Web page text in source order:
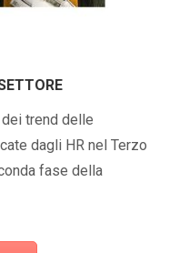
trend delle
dagli HR nel Terzo
fase della